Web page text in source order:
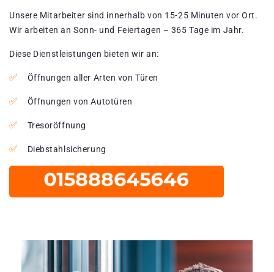
Unsere Mitarbeiter sind innerhalb von 15-25 Minuten vor Ort.
Wir arbeiten an Sonn- und Feiertagen – 365 Tage im Jahr.
Diese Dienstleistungen bieten wir an:
Öffnungen aller Arten von Türen
Öffnungen von Autotüren
Tresoröffnung
Diebstahlsicherung